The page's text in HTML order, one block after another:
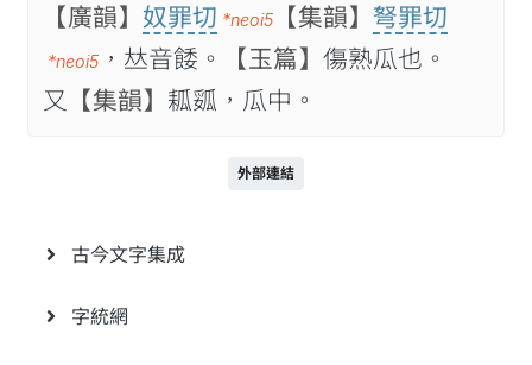
【廣韻】 奴罪切 *neoi5 【集韻】 弩罪切
*neoi5 ，𠀤音餧。 【玉篇】 傷熟瓜也。
又
【集韻】 㼍㼏，瓜中。
外部連結
古今文字集成
字統網